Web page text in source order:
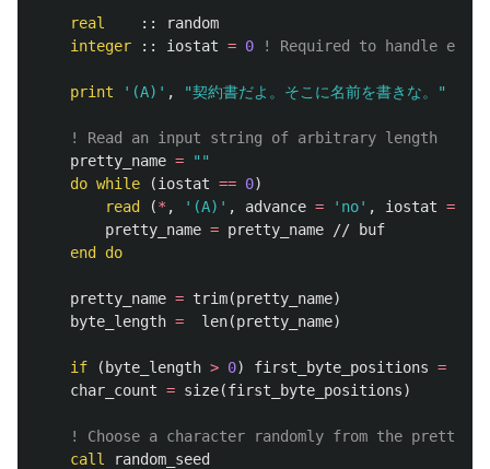
real ::
random
integer
:: iostat = 0 ! Required to handle
print '(A)' , "契約書だよ。そこに名前を書きな。"
! Read an input string of arbitrary length
pretty_name =
""
do while (iostat == 0)
read
(* , '(A)' , advance = 'no' , iostat =
pretty_name = pretty_name //
buf
end
do
pretty_name = trim(pretty_name)
byte_length = len(pretty_name)
if ( byte_length > 0) first_byte_positions =
char_count = size(first_byte_positions)
! Choose a character randomly from the pretty
call
random_seed